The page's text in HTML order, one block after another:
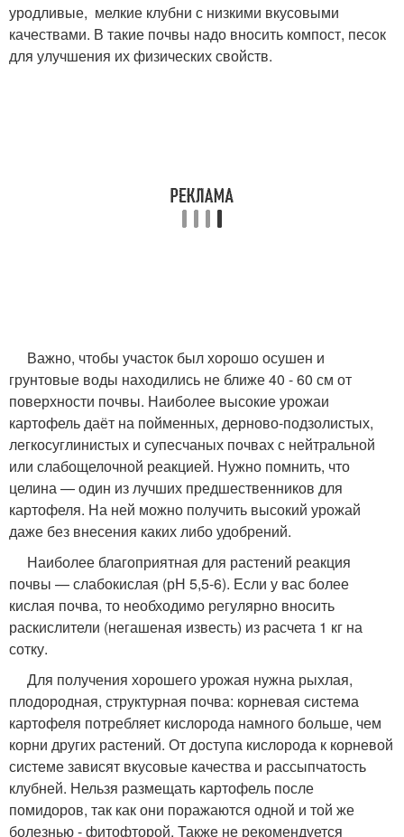
уродливые, мелкие клубни с низкими вкусовыми
качествами. В такие почвы надо вносить компост, песок
для улучшения их физических свойств.
Важно, чтобы участок был хорошо осушен и
грунтовые воды находились не ближе 40 - 60 см от
поверхности почвы. Наиболее высокие урожаи
картофель даёт на пойменных, дерново-подзолистых,
легкосуглинистых и супесчаных почвах с нейтральной
или слабощелочной реакцией. Нужно помнить, что
целина — один из лучших предшественников для
картофеля. На ней можно получить высокий урожай
даже без внесения каких либо удобрений.
Наиболее благоприятная для растений реакция
почвы — слабокислая (рН 5,5-6). Если у вас более
кислая почва, то необходимо регулярно вносить
раскислители (негашеная известь) из расчета 1 кг на
сотку.
Для получения хорошего урожая нужна рыхлая,
плодородная, структурная почва: корневая система
картофеля потребляет кислорода намного больше, чем
корни других растений. От доступа кислорода к корневой
системе зависят вкусовые качества и рассыпчатость
клубней. Нельзя размещать картофель после
помидоров, так как они поражаются одной и той же
болезнью - фитофторой. Также не рекомендуется